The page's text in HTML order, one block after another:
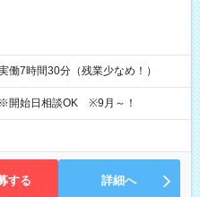
働7時間30分（残業少なめ！）
開始日相談OK ※9月～！
する 詳細へ